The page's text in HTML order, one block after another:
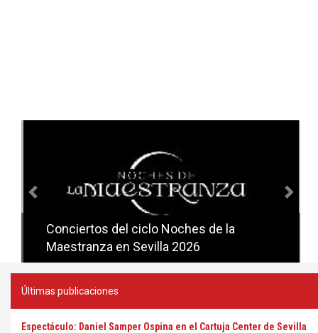
Conciertos del ciclo Noches de la
Maestranza en Sevilla 2026
Conciertos del ciclo Candlelight en
Sevilla
Últimas publicaciones
Espectáculo: Daniel Samper Ospina en el Cartuja Center de Sevilla